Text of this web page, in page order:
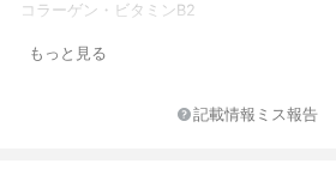
コラーゲン・ビタミンB2
もっと見る
記載情報ミス報告